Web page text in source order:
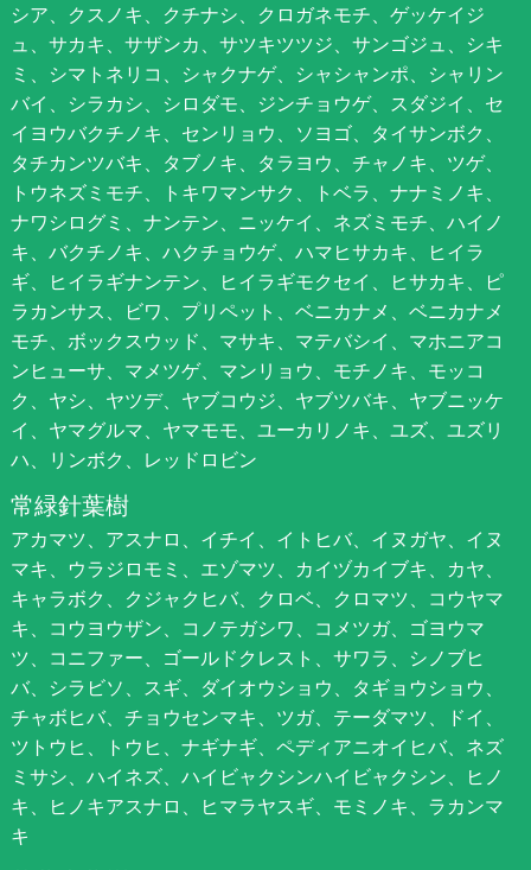
シア、クスノキ、クチナシ、クロガネモチ、ゲッケイジ
ュ、サカキ、サザンカ、サツキツツジ、サンゴジュ、シキ
ミ、シマトネリコ、シャクナゲ、シャシャンポ、シャリン
バイ、シラカシ、シロダモ、ジンチョウゲ、スダジイ、セ
イヨウバクチノキ、センリョウ、ソヨゴ、タイサンボク、
タチカンツバキ、タブノキ、タラヨウ、チャノキ、ツゲ、
トウネズミモチ、トキワマンサク、トベラ、ナナミノキ、
ナワシログミ、ナンテン、ニッケイ、ネズミモチ、ハイノ
キ、バクチノキ、ハクチョウゲ、ハマヒサカキ、ヒイラ
ギ、ヒイラギナンテン、ヒイラギモクセイ、ヒサカキ、ピ
ラカンサス、ビワ、プリペット、ベニカナメ、ベニカナメ
モチ、ボックスウッド、マサキ、マテバシイ、マホニアコ
ンヒューサ、マメツゲ、マンリョウ、モチノキ、モッコ
ク、ヤシ、ヤツデ、ヤブコウジ、ヤブツバキ、ヤブニッケ
イ、ヤマグルマ、ヤマモモ、ユーカリノキ、ユズ、ユズリ
ハ、リンボク、レッドロビン
常緑針葉樹
アカマツ、アスナロ、イチイ、イトヒバ、イヌガヤ、イヌ
マキ、ウラジロモミ、エゾマツ、カイヅカイブキ、カヤ、
キャラボク、クジャクヒバ、クロベ、クロマツ、コウヤマ
キ、コウヨウザン、コノテガシワ、コメツガ、ゴヨウマ
ツ、コニファー、ゴールドクレスト、サワラ、シノブヒ
バ、シラビソ、スギ、ダイオウショウ、タギョウショウ、
チャボヒバ、チョウセンマキ、ツガ、テーダマツ、ドイ、
ツトウヒ、トウヒ、ナギナギ、ペディアニオイヒバ、ネズ
ミサシ、ハイネズ、ハイビャクシンハイビャクシン、ヒノ
キ、ヒノキアスナロ、ヒマラヤスギ、モミノキ、ラカンマ
キ